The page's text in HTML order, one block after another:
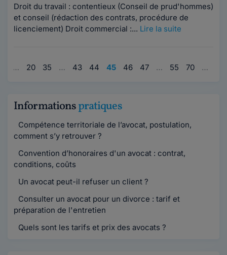
Droit du travail : contentieux (Conseil de prud'hommes)
et conseil (rédaction des contrats, procédure de
licenciement) Droit commercial :... Lire la suite
… 20 35 … 43 44 45 46 47 … 55 70 …
Informationspratiques
Compétence territoriale de l’avocat, postulation,
comment s’y retrouver ?
Convention d’honoraires d'un avocat : contrat,
conditions, coûts
Un avocat peut-il refuser un client ?
Consulter un avocat pour un divorce : tarif et
préparation de l'entretien
Quels sont les tarifs et prix des avocats ?